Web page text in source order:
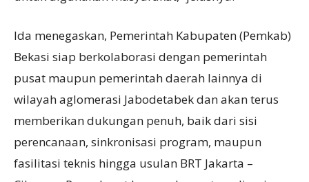
Ida menegaskan, Pemerintah Kabupaten (Pemkab)
Bekasi siap berkolaborasi dengan pemerintah
pusat maupun pemerintah daerah lainnya di
wilayah aglomerasi Jabodetabek dan akan terus
memberikan dukungan penuh, baik dari sisi
perencanaan, sinkronisasi program, maupun
fasilitasi teknis hingga usulan BRT Jakarta –